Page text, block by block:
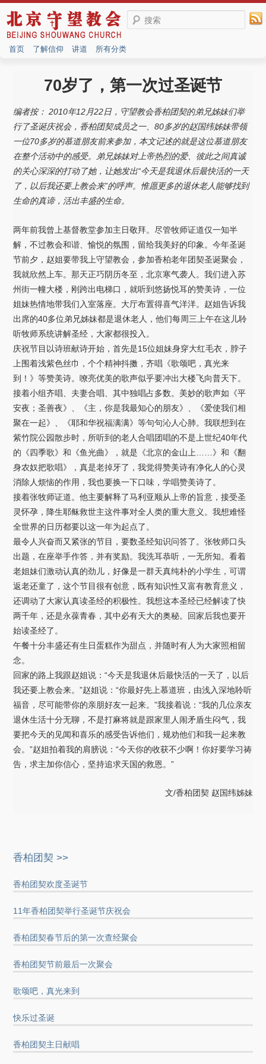
搜索
首页 了解信仰 讲道 所有分类
70岁了，第一次过圣诞节
编者按： 2010年12月22日，守望教会香柏团契的弟兄姊妹们举
行了圣诞庆祝会，香柏团契成员之一、80多岁的赵国纬姊妹带领
一位70多岁的慕道朋友前来参加，本文记述的就是这位慕道朋友
在整个活动中的感受。弟兄姊妹对上帝热烈的爱、彼此之间真诚
的关心深深的打动了她，让她发出“今天是我退休后最快活的一天
了，以后我还要上教会来”的呼声。惟愿更多的退休老人能够找到
生命的真谛，活出丰盛的生命。
两年前我曾上基督教堂参加主日敬拜。尽管牧师证道仅一知半
解，不过教会和谐、愉悦的氛围，留给我美好的印象。今年圣诞
节前夕，赵姐要带我上守望教会，参加香柏老年团契圣诞聚会，
我就欣然上车。那天正巧阴历冬至，北京寒气袭人。我们进入苏
州街一幢大楼，刚跨出电梯口，就听到悠扬悦耳的赞美诗，一位
姐妹热情地带我们入室落座。大厅布置得喜气洋洋。赵姐告诉我
出席的40多位弟兄姊妹都是退休老人，他们每周三上午在这儿聆
听牧师系统讲解圣经，大家都很投入。
庆祝节目以诗班献诗开始，首先是15位姐妹身穿大红毛衣，脖子
上围着浅紫色丝巾，个个精神抖擞，齐唱《歌颂吧，真光来
到！》等赞美诗。嘹亮优美的歌声似乎要冲出大楼飞向普天下。
接着小组齐唱、夫妻合唱、其中独唱占多数。美妙的歌声如《平
安夜；圣善夜》、《主，你是我最知心的朋友》、《爱使我们相
聚在一起》、《耶和华祝福满满》等句句沁人心肺。我联想到在
紫竹院公园散步时，所听到的老人合唱团唱的不是上世纪40年代
的《四季歌》和《鱼光曲》，就是《北京的金山上……》和《翻
身农奴把歌唱》，真是老掉牙了，我觉得赞美诗有净化人的心灵
消除人烦恼的作用，我也要换一下口味，学唱赞美诗了。
接着张牧师证道。他主要解释了马利亚顺从上帝的旨意，接受圣
灵怀孕，降生耶稣救世主这件事对全人类的重大意义。我想难怪
全世界的日历都要以这一年为起点了。
最令人兴奋而又紧张的节目，要数圣经知识问答了。张牧师口头
出题，在座举手作答，并有奖励。我洗耳恭听，一无所知。看着
老姐妹们激动认真的劲儿，好像是一群天真纯朴的小学生，可谓
返老还童了，这个节目很有创意，既有知识性又富有教育意义，
还调动了大家认真读圣经的积极性。我想这本圣经已经解读了快
两千年，还是永葆青春，其中必有天大的奥秘。回家后我也要开
始读圣经了。
午餐十分丰盛还有生日蛋糕作为甜点，并随时有人为大家照相留
念。
回家的路上我跟赵姐说：“今天是我退休后最快活的一天了，以后
我还要上教会来。”赵姐说：“你最好先上慕道班，由浅入深地聆听
福音，尽可能带你的亲朋好友一起来。”我接着说：“我的几位亲友
退休生活十分无聊，不是打麻将就是跟家里人闹矛盾生闷气，我
要把今天的见闻和喜乐的感受告诉他们，规劝他们和我一起来教
会。”赵姐拍着我的肩膀说：“今天你的收获不少啊！你好要学习祷
告，求主加你信心，坚持追求天国的救恩。”
文/香柏团契 赵国纬姊妹
香柏团契 >>
香柏团契欢度圣诞节
11年香柏团契举行圣诞节庆祝会
香柏团契春节后的第一次查经聚会
香柏团契节前最后一次聚会
歌颂吧，真光来到
快乐过圣诞
香柏团契主日献唱